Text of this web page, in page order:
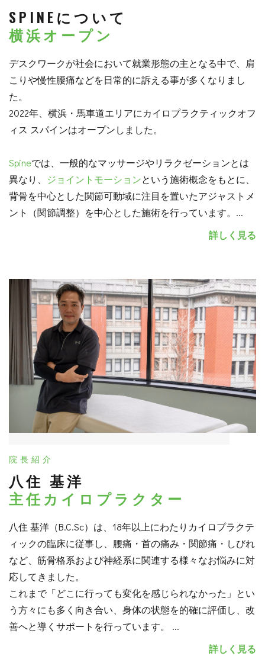
SPINEについて
横浜オープン
デスクワークが社会において就業形態の主となる中で、肩
こりや慢性腰痛などを日常的に訴える事が多くなりまし
た。
2022年、横浜・馬車道エリアにカイロプラクティックオフ
ィス スパインはオープンしました。
Spineでは、一般的なマッサージやリラクゼーションとは
異なり、 ジョイントモーションという施術概念をもとに、
背骨を中心とした関節可動域に注目を置いたアジャストメ
ント（関節調整）を中心とした施術を行っています。 ...
詳しく見る
院長紹介
八住 基洋
主任カイロプラクター
八住 基洋（B.C.Sc）は、18年以上にわたりカイロプラクテ
ィックの臨床に従事し、腰痛・首の痛み・関節痛・しびれ
など、筋骨格系および神経系に関連する様々なお悩みに対
応してきました。
これまで「どこに行っても変化を感じられなかった」とい
う方々にも多く向き合い、身体の状態を的確に評価し、改
善へと導くサポートを行っています。 ...
詳しく見る